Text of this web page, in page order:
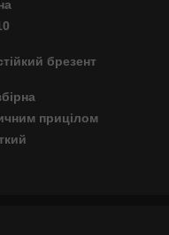
брезент
прицілом